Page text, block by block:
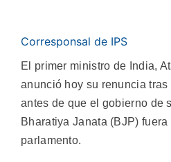
Corresponsal de IPS
El primer ministro de India,
anunció hoy su renuncia
antes de que el gobierno de
Bharatiya Janata (BJP) fuera
parlamento.